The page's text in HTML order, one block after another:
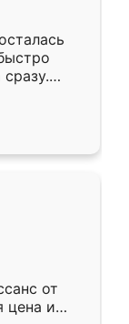
к
даже
от
цена и